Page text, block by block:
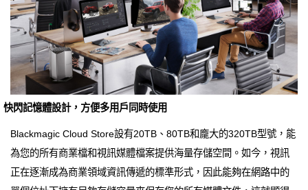
快閃記憶體設計，方便多用戶同時使用
Blackmagic Cloud Store設有20TB、80TB和龐大的320TB型號，能
為您的所有商業檔和視訊媒體檔案提供海量存儲空間。如今，視訊
正在逐漸成為商業領域資訊傳遞的標準形式，因此能夠在網路中的